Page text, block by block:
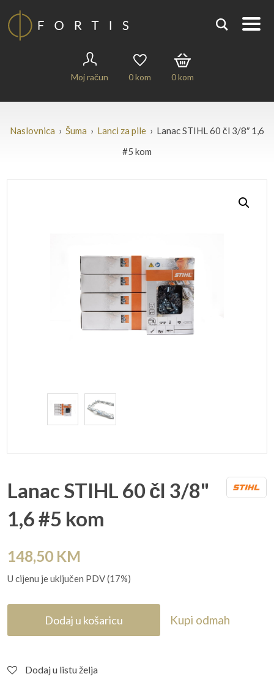
Moj račun 0kom 0kom
Naslovnica › Šuma › Lanci za pile › Lanac STIHL 60 čl 3/8″ 1,6
#5 kom
Lanac STIHL 60 čl 3/8"
1,6 #5 kom
148,50 KM
U cijenu je uključen PDV (17%)
Dodaj u košaricu Kupi odmah
Dodaj u listu želja